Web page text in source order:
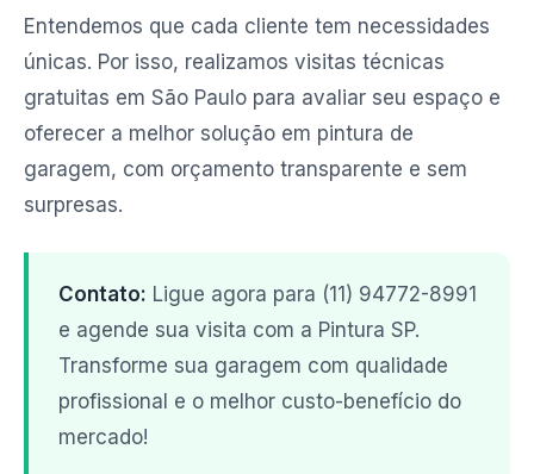
Entendemos que cada cliente tem necessidades
únicas. Por isso, realizamos visitas técnicas
gratuitas em São Paulo para avaliar seu espaço e
oferecer a melhor solução em pintura de
garagem, com orçamento transparente e sem
surpresas.
Contato: Ligue agora para (11) 94772-8991
e agende sua visita com a Pintura SP.
Transforme sua garagem com qualidade
profissional e o melhor custo-benefício do
mercado!